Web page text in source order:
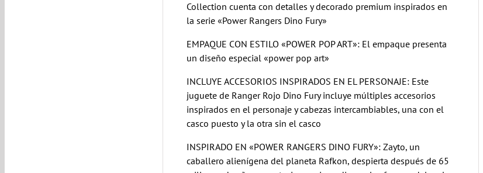
Collection cuenta con detalles y decorado premium inspirados en
la serie «Power Rangers Dino Fury»
EMPAQUE CON ESTILO «POWER POP ART»: El empaque presenta
un diseño especial «power pop art»
INCLUYE ACCESORIOS INSPIRADOS EN EL PERSONAJE: Este
juguete de Ranger Rojo Dino Fury incluye múltiples accesorios
inspirados en el personaje y cabezas intercambiables, una con el
casco puesto y la otra sin el casco
INSPIRADO EN «POWER RANGERS DINO FURY»: Zayto, un
caballero alienígena del planeta Rafkon, despierta después de 65